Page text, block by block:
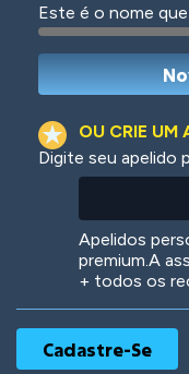
Woof
Este é o nome
OU CRIE UM
Digite seu apelido
Apelidos
premium.A
+ todos os